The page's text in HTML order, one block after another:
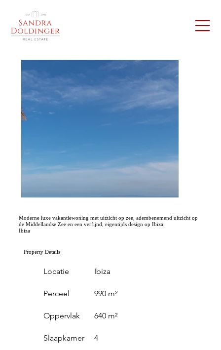
Moderne luxe vakantiewoning met uitzicht op zee, adembenemend uitzicht op
de Middellandse Zee en een verfijnd, eigentijds design op Ibiza.
Ibiza
Property Details
Locatie
Perceel
Oppervlak
Ibiza
990 m²
640 m²
Slaapkamer 4